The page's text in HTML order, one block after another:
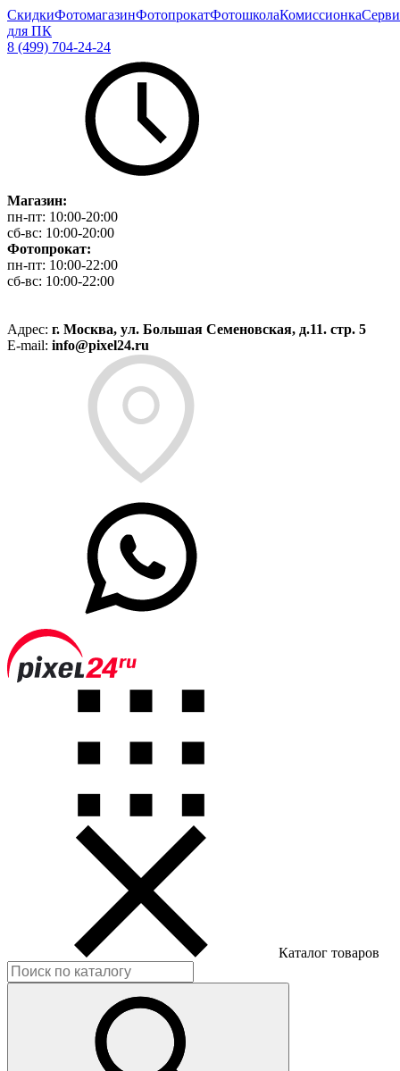
СкидкиФотомагазинФотопрокатФотошколаКомиссионка
для ПК
8 (499) 704-24-24
Магазин:
пн-пт: 10:00-20:00
сб-вс: 10:00-20:00
Фотопрокат:
пн-пт: 10:00-22:00
сб-вс: 10:00-22:00
Адрес: г. Москва, ул. Большая Семеновская, д.11. стр. 5
E-mail: info@pixel24.ru
Каталог товаров